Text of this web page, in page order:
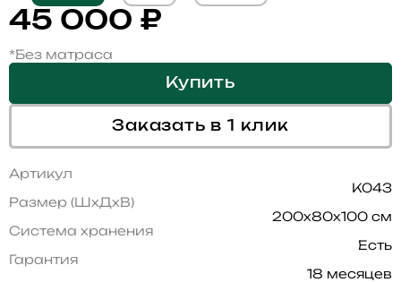
45 000 ₽
*Без матраса
Купить
Заказать в 1 клик
Артикул
K043
Размер (ШхДхВ)
200x80x100 см
Система хранения
Есть
Гарантия
18 месяцев